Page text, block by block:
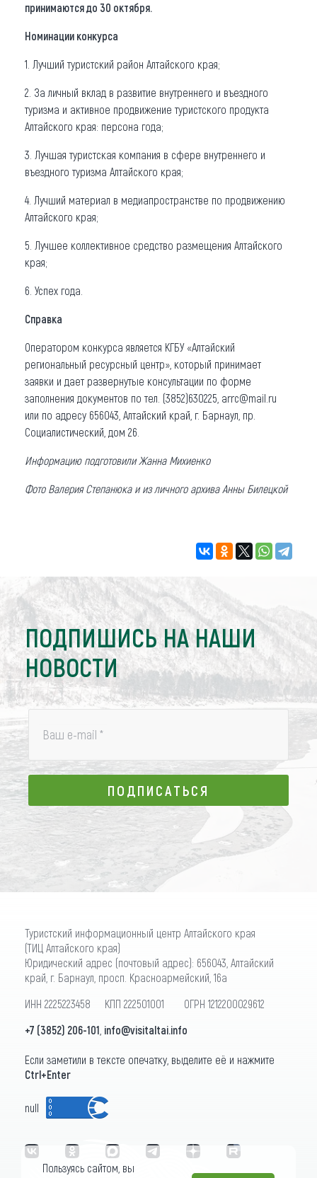
принимаются до 30 октября.
Номинации конкурса
1. Лучший туристский район Алтайского края;
2. За личный вклад в развитие внутреннего и въездного
туризма и активное продвижение туристского продукта
Алтайского края: персона года;
3. Лучшая туристская компания в сфере внутреннего и
въездного туризма Алтайского края;
4. Лучший материал в медиапространстве по продвижению
Алтайского края;
5. Лучшее коллективное средство размещения Алтайского
края;
6. Успех года.
Справка
Оператором конкурса является КГБУ «Алтайский
региональный ресурсный центр», который принимает
заявки и дает развернутые консультации по форме
заполнения документов по тел. (3852)630225, arrc@mail.ru
или по адресу 656043, Алтайский край, г. Барнаул, пр.
Социалистический, дом 26.
Информацию подготовили Жанна Михиенко
Фото Валерия Степанюка и из личного архива Анны Билецкой
ПОДПИШИСЬ НА НАШИ
НОВОСТИ
Ваш e-mail *
ПОДПИСАТЬСЯ
ПОДПИСАТЬСЯ
Туристский информационный центр Алтайского края
(ТИЦ Алтайского края)
Юридический адрес (почтовый адрес): 656043, Алтайский
край, г. Барнаул, просп. Красноармейский, 16а
ИНН 2225223458 КПП 222501001 ОГРН 1212200029612
+7 (3852) 206-101 info@visitaltai.info
Если заметили в тексте опечатку, выделите её и нажмите
Ctrl+Enter
null
Пользуясь сайтом, вы